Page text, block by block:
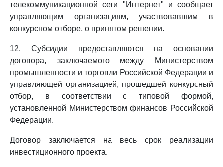
телекоммуникационной сети "Интернет" и сообщает
управляющим организациям, участвовавшим в
конкурсном отборе, о принятом решении.
12. Субсидии предоставляются на основании
договора, заключаемого между Министерством
промышленности и торговли Российской Федерации и
управляющей организацией, прошедшей конкурсный
отбор, в соответствии с типовой формой,
установленной Министерством финансов Российской
Федерации.
Договор заключается на весь срок реализации
инвестиционного проекта.